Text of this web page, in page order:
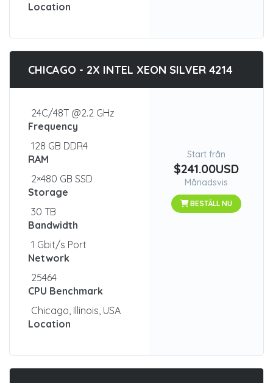
Location
CHICAGO - 2X INTEL XEON SILVER 4214
24C/48T @2.2 GHz
Frequency
128 GB DDR4
RAM
2×480 GB SSD
Storage
30 TB
Bandwidth
1 Gbit/s Port
Network
25464
CPU Benchmark
Chicago, Illinois, USA
Location
Start från
$241.00USD
Månadsvis
BESTÄLL NU